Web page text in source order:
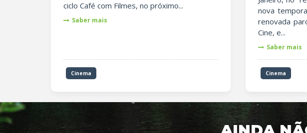
ciclo Café com Filmes, no próximo...
Saber mais
Cinema
nova
renovada
Cine, e...
Saber mais
Cinema